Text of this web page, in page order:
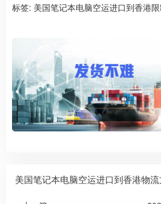
标签: 美国笔记本电脑空运进口到香港
美国笔记本电脑空运进口到香港物